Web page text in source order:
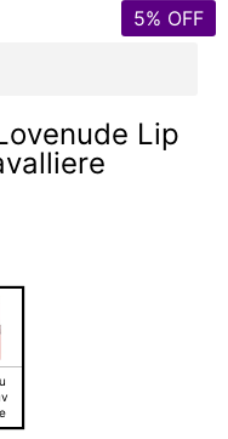
5% OFF
Lip